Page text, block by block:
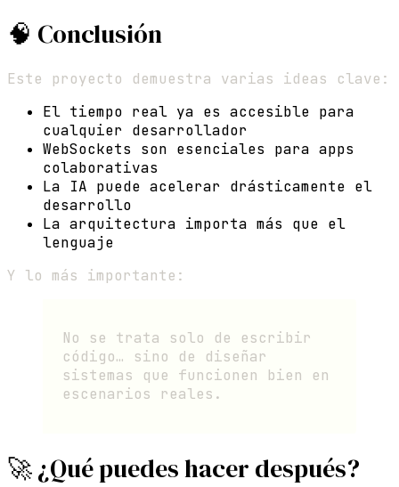
🧠 Conclusión
Este proyecto demuestra varias ideas clave:
El tiempo real ya es accesible para
cualquier desarrollador
WebSockets son esenciales para apps
colaborativas
La IA puede acelerar drásticamente el
desarrollo
La arquitectura importa más que el
lenguaje
Y lo más importante:
No se trata solo de escribir
código… sino de diseñar
sistemas que funcionen bien en
escenarios reales.
🚀 ¿Qué puedes hacer después?